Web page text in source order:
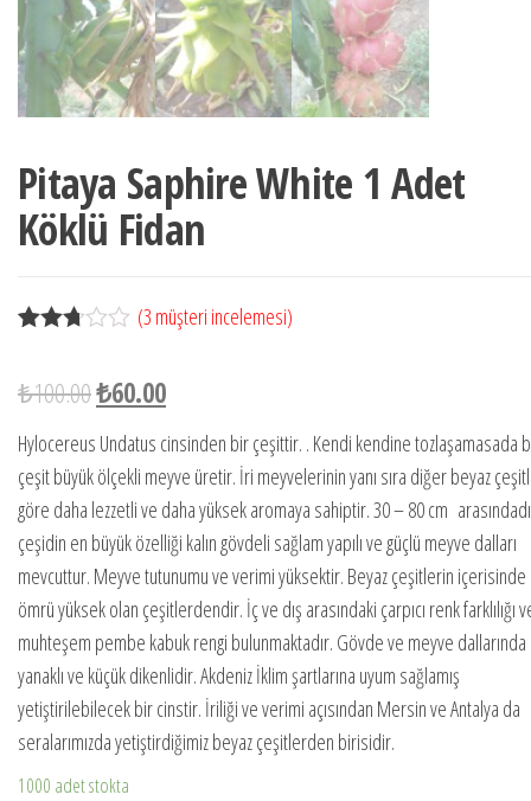
Pitaya Saphire White 1 Adet
Köklü Fidan
puanın
dayana
rak 5
üzerin
den
2.67
puan
aldı
(3 müşteri incelemesi)
₺100.00₺60.00
Hylocereus Undatus cinsinden bir çeşittir. . Kendi kendine tozlaşamasada
çeşit büyük ölçekli meyve üretir. İri meyvelerinin yanı sıra diğer beyaz
göre daha lezzetli ve daha yüksek aromaya sahiptir. 30 – 80 cm
çeşidin en büyük özelliği kalın gövdeli sağlam yapılı ve güçlü meyve dalları
mevcuttur. Meyve tutunumu ve verimi yüksektir. Beyaz çeşitlerin
ömrü yüksek olan çeşitlerdendir. İç ve dış arasındaki çarpıcı renk farklılığı
muhteşem pembe kabuk rengi bulunmaktadır. Gövde ve meyve dallarında
yanaklı ve küçük dikenlidir. Akdeniz İklim şartlarına uyum sağlamış
yetiştirilebilecek bir cinstir. İriliği ve verimi açısından Mersin ve Antalya da
seralarımızda yetiştirdiğimiz beyaz çeşitlerden birisidir.
1000 adet stokta